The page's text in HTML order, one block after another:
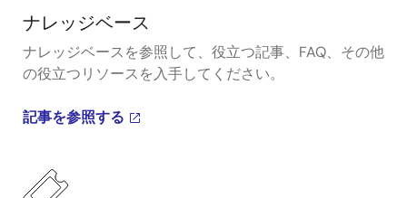
ナレッジベース
ナレッジベースを参照して、役立つ記事、FAQ、その他
の役立つリソースを入手してください。
記事を参照する